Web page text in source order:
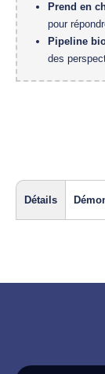
Prend en
pour
Pipeline
des
Détails